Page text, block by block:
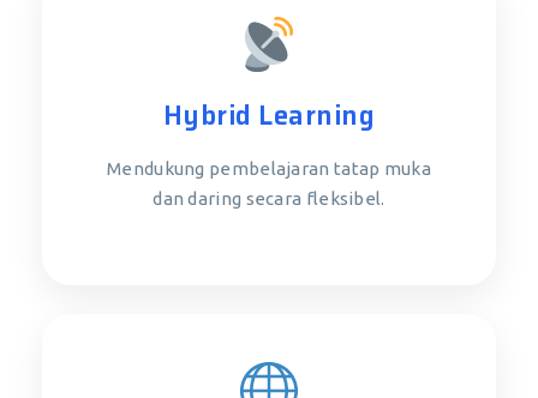
Hybrid Learning
Mendukung pembelajaran tatap muka
dan daring secara fleksibel.